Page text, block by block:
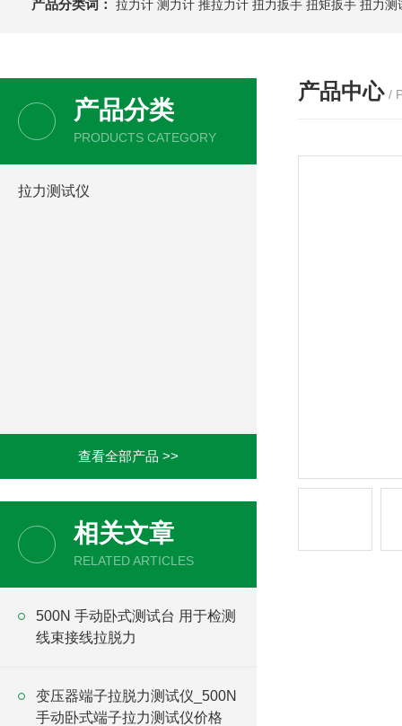
产品分类词： 拉力计 测力计 推拉力计 扭力扳手 扭矩扳手 扭力测
产品分类
PRODUCTS CATEGORY
拉力测试仪
查看全部产品 >>
相关文章
RELATED ARTICLES
500N 手动卧式测试台 用于检测
线束接线拉脱力
变压器端子拉脱力测试仪_500N
手动卧式端子拉力测试仪价格
产品中心 /